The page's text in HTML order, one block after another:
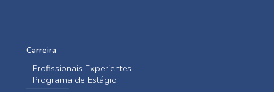
Carreira
Profissionais Experientes
Programa de Estágio